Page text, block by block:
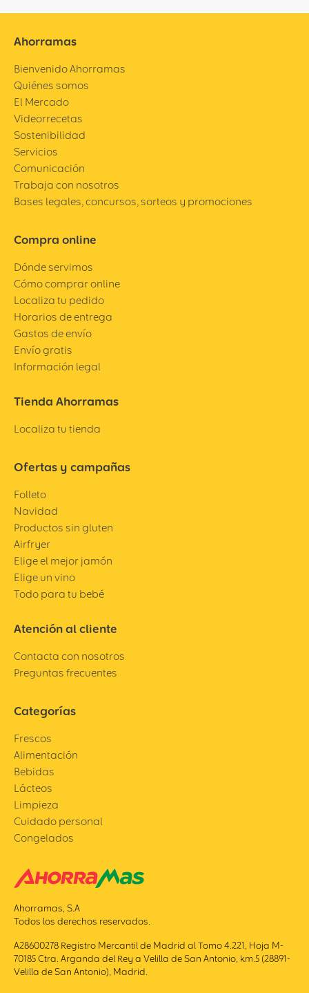
Ahorramas
Bienvenido Ahorramas
Quiénes somos
El Mercado
Videorrecetas
Sostenibilidad
Servicios
Comunicación
Trabaja con nosotros
Bases legales, concursos, sorteos y promociones
Compra online
Dónde servimos
Cómo comprar online
Localiza tu pedido
Horarios de entrega
Gastos de envío
Envío gratis
Información legal
Tienda Ahorramas
Localiza tu tienda
Ofertas y campañas
Folleto
Navidad
Productos sin gluten
Airfryer
Elige el mejor jamón
Elige un vino
Todo para tu bebé
Atención al cliente
Contacta con nosotros
Preguntas frecuentes
Categorías
Frescos
Alimentación
Bebidas
Lácteos
Limpieza
Cuidado personal
Congelados
Ahorramas, S.A
Todos los derechos reservados.
A28600278 Registro Mercantil de Madrid al Tomo 4.221, Hoja M-
70185 Ctra. Arganda del Rey a Velilla de San Antonio, km.5 (28891-
Velilla de San Antonio), Madrid.